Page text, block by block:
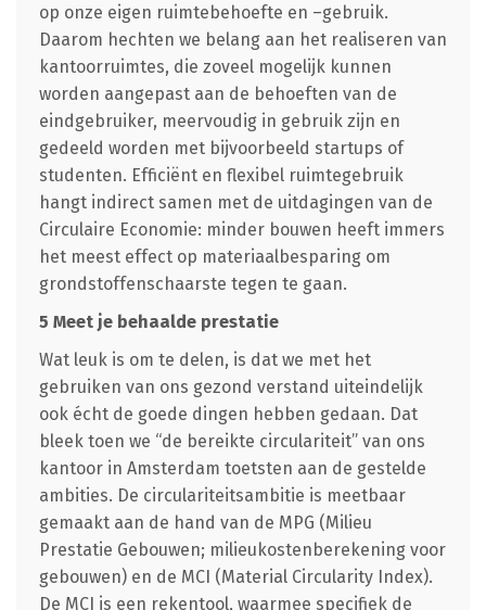
op onze eigen ruimtebehoefte en –gebruik.
Daarom hechten we belang aan het realiseren van
kantoorruimtes, die zoveel mogelijk kunnen
worden aangepast aan de behoeften van de
eindgebruiker, meervoudig in gebruik zijn en
gedeeld worden met bijvoorbeeld startups of
studenten. Efficiënt en flexibel ruimtegebruik
hangt indirect samen met de uitdagingen van de
Circulaire Economie: minder bouwen heeft immers
het meest effect op materiaalbesparing om
grondstoffenschaarste tegen te gaan.
5 Meet je behaalde prestatie
Wat leuk is om te delen, is dat we met het
gebruiken van ons gezond verstand uiteindelijk
ook écht de goede dingen hebben gedaan. Dat
bleek toen we “de bereikte circulariteit” van ons
kantoor in Amsterdam toetsten aan de gestelde
ambities. De circulariteitsambitie is meetbaar
gemaakt aan de hand van de MPG (Milieu
Prestatie Gebouwen; milieukostenberekening voor
gebouwen) en de MCI (Material Circularity Index).
De MCI is een rekentool, waarmee specifiek de